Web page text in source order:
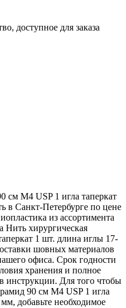
доступное для заказа
см М4 USP 1 игла таперкат
в Санкт-Петербурге по цене
из ассортимента
Нить хирургическая
1 шт. длина иглы 17-
шовных материалов
офиса. Срок годности
хранения и полное
инструкции. Для того чтобы
90 см М4 USP 1 игла
добавьте необходимое